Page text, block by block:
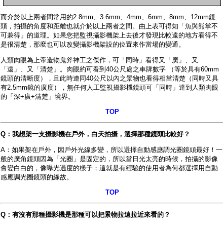
而介於以上兩者間常用的2.8mm、3.6mm、4mm、6mm、8mm、12mm鏡
頭，拍攝的角度和距離也就介於以上兩者之間。由上表可得知「魚與熊掌不
可兼得」的道理。如果您把監視攝影機架上去後才發現比較遠的地方看得不
是很清楚，那麼也可以改變攝影機架設的位置來作當場的變通。
人類肉眼為上帝造物鬼斧神工之傑作，可「同時」看得又「廣」、又
「遠」、又「清楚」。肉眼約可看到40公尺處之車牌數字 （等於具有60mm
鏡頭的清晰度），且此時連同40公尺以內之景物也看得相當清楚（同時又具
有2.5mm鏡的廣度），無任何人工監視攝影機鏡頭可「同時」達到人類肉眼
的「深+廣+清楚」境界。
TOP
Q：我想架一支攝影機在戶外，白天拍攝，選擇那種鏡頭比較好？
A：如果架在戶外，因戶外光線多變，所以選擇自動感應調光圈鏡頭最好！ 一
般的廣角鏡頭因為「光圈」是固定的，所以當日光太亮的時候，拍攝的影像
會變白白的，像曝光過度的樣子；這就是有經驗的使用者為何都選擇用 自動
感應調光圈鏡頭的緣故。
TOP
Q：有沒有那種攝影機是那種可以把景物拉遠拉近來看的？